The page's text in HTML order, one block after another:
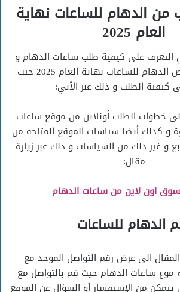
من الدهام للساعات نهاية
العام 2025
على كيفية طلب ساعات الدهام و
الاستفادة من عروض الدهام للساعات نهاية العام 2025 حيث
كيفية الطلب و ذلك عبر الأتي:
خطوات الطلب أونلاين من موقع ساعات
و كذلك أيضا سياسات الموقع المتاحة من
و غير ذلك من السياسات و ذلك عبر زيارة
مقال:
اون لاين من ساعات الدهام
الدهام للساعات
الي عرض رقم التواصل الموحد مع
موع ساعات الدهام حيث قم بالتواصل مع
من الإستفسار أو السؤال عن الموقع